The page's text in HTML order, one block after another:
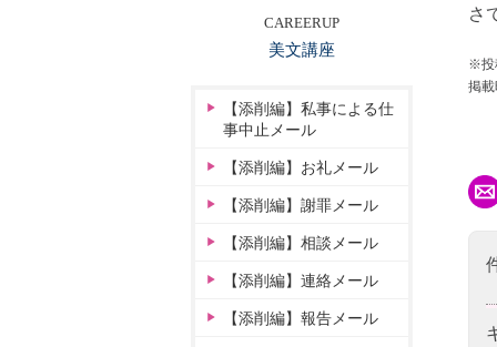
さ
※投
掲
CAREERUP
美文講座
【添削編】私事による仕
事中止メール
【添削編】お礼メール
【添削編】謝罪メール
【添削編】相談メール
【添削編】連絡メール
【添削編】報告メール